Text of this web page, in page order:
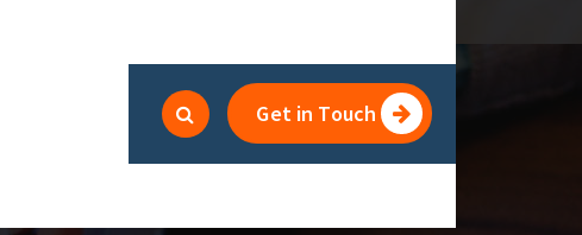
Get in Touch